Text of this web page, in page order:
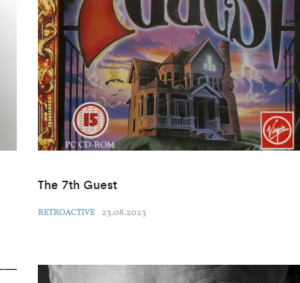
The 7th Guest
RETROACTIVE 23.08.2023